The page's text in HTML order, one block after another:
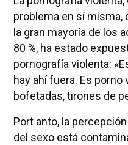
problema en sí misma,
la gran mayoría de los
80 %, ha estado
pornografía violenta:
hay ahí fuera. Es porno
bofetadas, tirones de
Port anto, la
del sexo está